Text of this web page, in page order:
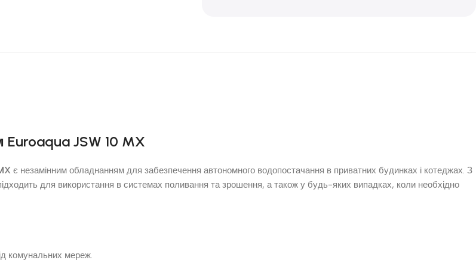
JSW 10 MX
є незамінним обладнанням для забезпечення автономного водопостачання в приватних будинках і котеджах. З
для використання в системах поливання та зрошення, а також у будь-яких випадках, коли необхідно
комунальних мереж.